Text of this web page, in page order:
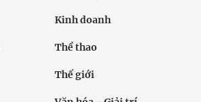
Kinh doanh
Thể thao
Thế giới